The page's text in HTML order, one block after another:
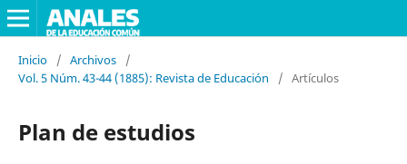
Inicio / Archivos
/
Vol. 5 Núm. 43-44 (1885): Revista de Educación
/ Artículos
Plan de estudios